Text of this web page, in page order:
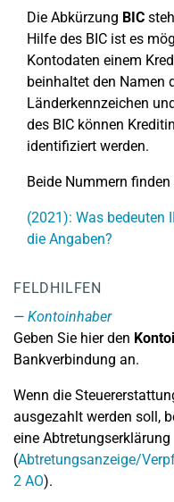
Die Abkürzung BIC
Hilfe des BIC ist es
Kontodaten einem
beinhaltet den Namen
Länderkennzeichen
des BIC können
identifiziert werden.
Beide Nummern
(2021): Was bedeuten
die Angaben?
FELDHILFEN
Kontoinhaber
Geben Sie hier den
Bankverbindung an.
Wenn die
ausgezahlt werden soll,
eine Abtretungserklärung
(Abtretungsanzeige/
2 AO).